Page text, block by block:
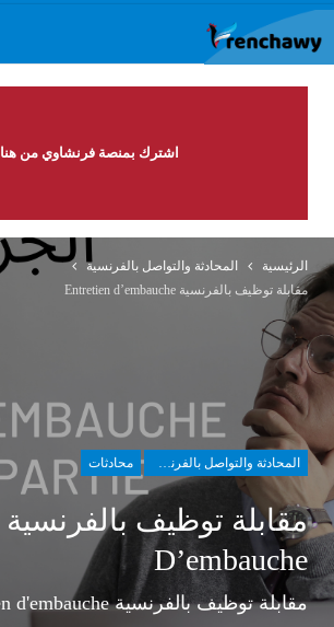
اشترك بمنصة فرنشاوي من هنا
الرئيسية
المحادثة والتواصل بالفرنسية
مقابلة توظيف بالفرنسية Entretien d’embauche
محادثات
D’embauche
مقابلة توظيف بالفرنسية Entretien d'embauche